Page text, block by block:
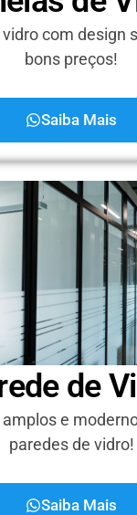
com design
bons preços!
Saiba Mais
de
e
paredes de vidro!
Saiba Mais